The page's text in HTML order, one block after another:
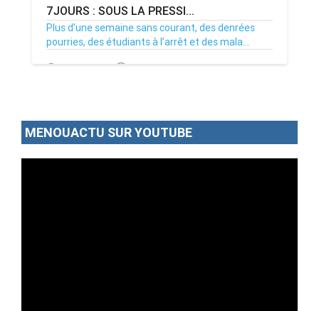
7JOURS : SOUS LA PRESSI...
Plus d’une semaine sans courant, des denrées
pourries, des étudiants à l’arrêt et des mala...
02/07/26 Par MenouActu 0
MENOUACTU SUR YOUTUBE